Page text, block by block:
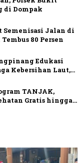
di Dompak
Semenisasi Jalan di
80 Persen
Edukasi
Kebersihan Laut,
TANJAK,
Gratis hingga